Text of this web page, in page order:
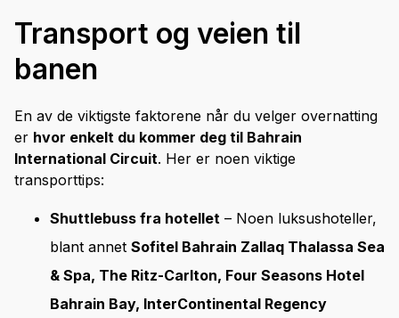
Transport og veien til
banen
En av de viktigste faktorene når du velger overnatting
er hvor enkelt du kommer deg til Bahrain
International Circuit. Her er noen viktige
transporttips:
Shuttlebuss fra hotellet – Noen luksushoteller,
blant annet Sofitel Bahrain Zallaq Thalassa Sea
& Spa, The Ritz-Carlton, Four Seasons Hotel
Bahrain Bay, InterContinental Regency